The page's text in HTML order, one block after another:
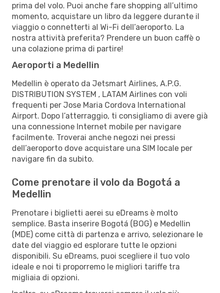
prima del volo. Puoi anche fare shopping all’ultimo
momento, acquistare un libro da leggere durante il
viaggio o connetterti al Wi-Fi dell’aeroporto. La
nostra attività preferita? Prendere un buon caffè o
una colazione prima di partire!
Aeroporti a Medellin
Medellin è operato da Jetsmart Airlines, A.P.G.
DISTRIBUTION SYSTEM , LATAM Airlines con voli
frequenti per Jose Maria Cordova International
Airport. Dopo l’atterraggio, ti consigliamo di avere già
una connessione Internet mobile per navigare
facilmente. Troverai anche negozi nei pressi
dell’aeroporto dove acquistare una SIM locale per
navigare fin da subito.
Come prenotare il volo da Bogotá a
Medellin
Prenotare i biglietti aerei su eDreams è molto
semplice. Basta inserire Bogotá (BOG) e Medellin
(MDE) come città di partenza e arrivo, selezionare le
date del viaggio ed esplorare tutte le opzioni
disponibili. Su eDreams, puoi scegliere il tuo volo
ideale e noi ti proporremo le migliori tariffe tra
migliaia di opzioni.